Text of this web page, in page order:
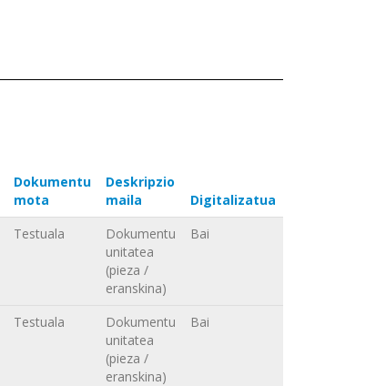
Dokumentu
mota
Deskripzio
maila
Digitalizatua
Testuala
Dokumentu
unitatea
(pieza /
eranskina)
Bai
Testuala
Dokumentu
unitatea
(pieza /
eranskina)
Bai